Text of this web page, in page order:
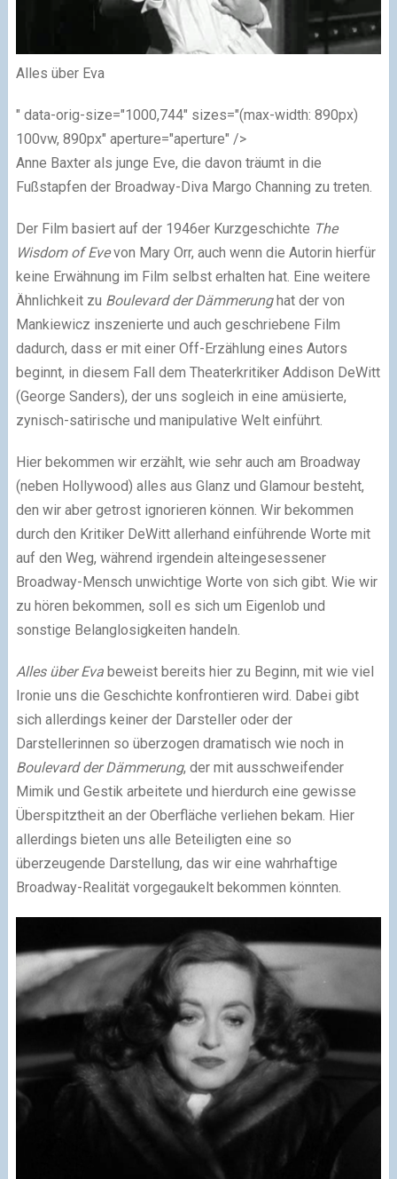
Alles über Eva
" data-orig-size="1000,744" sizes="(max-width: 890px)
100vw, 890px" aperture="aperture" />
Anne Baxter als junge Eve, die davon träumt in die
Fußstapfen der Broadway-Diva Margo Channing zu treten.
Der Film basiert auf der 1946er Kurzgeschichte The
Wisdom of Evevon Mary Orr, auch wenn die Autorin hierfür
keine Erwähnung im Film selbst erhalten hat. Eine weitere
Ähnlichkeit zu Boulevard der Dämmerunghat der von
Mankiewicz inszenierte und auch geschriebene Film
dadurch, dass er mit einer Off-Erzählung eines Autors
beginnt, in diesem Fall dem Theaterkritiker Addison DeWitt
(George Sanders), der uns sogleich in eine amüsierte,
zynisch-satirische und manipulative Welt einführt.
Hier bekommen wir erzählt, wie sehr auch am Broadway
(neben Hollywood) alles aus Glanz und Glamour besteht,
den wir aber getrost ignorieren können. Wir bekommen
durch den Kritiker DeWitt allerhand einführende Worte mit
auf den Weg, während irgendein alteingesessener
Broadway-Mensch unwichtige Worte von sich gibt. Wie wir
zu hören bekommen, soll es sich um Eigenlob und
sonstige Belanglosigkeiten handeln.
Alles über Evabeweist bereits hier zu Beginn, mit wie viel
Ironie uns die Geschichte konfrontieren wird. Dabei gibt
sich allerdings keiner der Darsteller oder der
Darstellerinnen so überzogen dramatisch wie noch in
Boulevard der Dämmerung, der mit ausschweifender
Mimik und Gestik arbeitete und hierdurch eine gewisse
Überspitztheit an der Oberfläche verliehen bekam. Hier
allerdings bieten uns alle Beteiligten eine so
überzeugende Darstellung, das wir eine wahrhaftige
Broadway-Realität vorgegaukelt bekommen könnten.